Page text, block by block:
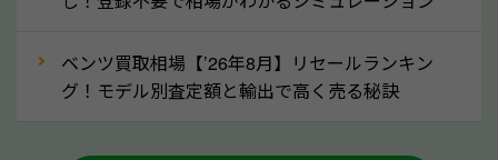
が汚れていることも多いです。シミや汚れが付着して
す。車内の汚れは簡単な清掃だけで取り除けることも
多いため、査定前にチェックして、清掃をしておくの
ベンツ買取相場【’26年8月】リセールランキン
グ！モデル別査定額と輸出で高く売る秘訣